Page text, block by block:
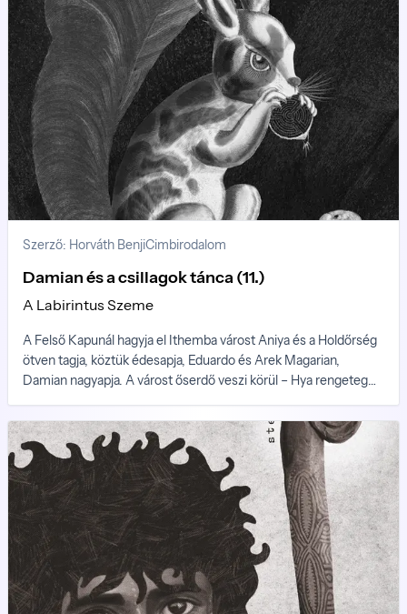
Szerző: Horváth BenjiCimbirodalom
Damian és a csillagok tánca (11.)
A Labirintus Szeme
A Felső Kapunál hagyja el Ithemba várost Aniya és a Holdőrség
ötven tagja, köztük édesapja, Eduardo és Arek Magarian,
Damian nagyapja. A várost őserdő veszi körül – Hya rengeteg
ahogy a hyaiak mondják: a kéreg) alatt alakultak ki, de senki nem
tudja, mikor és hogyan.